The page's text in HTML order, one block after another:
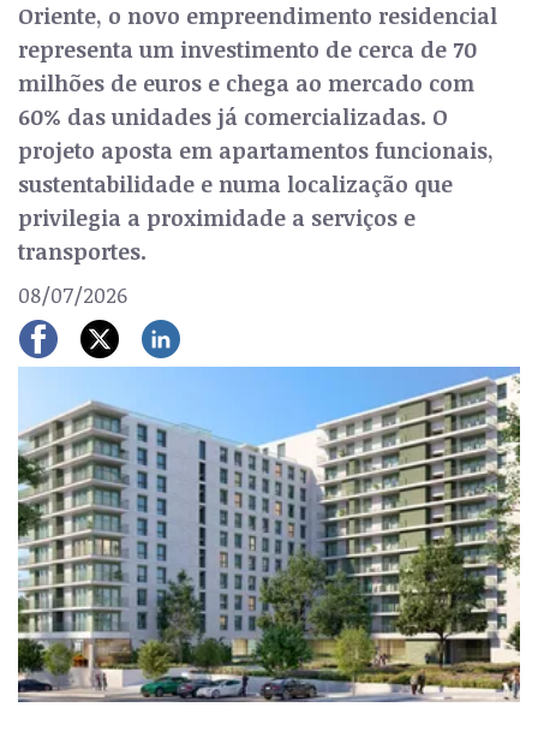
Oriente, o novo empreendimento residencial
representa um investimento de cerca de 70
milhões de euros e chega ao mercado com
60% das unidades já comercializadas. O
projeto aposta em apartamentos funcionais,
sustentabilidade e numa localização que
privilegia a proximidade a serviços e
transportes.
08/07/2026